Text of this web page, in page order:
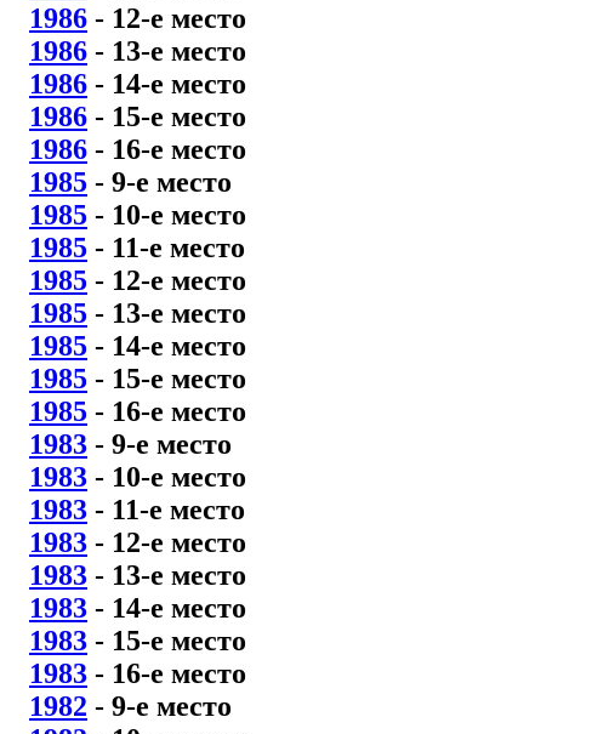
1986 - 12-е место
1986 - 13-е место
1986 - 14-е место
1986 - 15-е место
1986 - 16-е место
1985 - 9-е место
1985 - 10-е место
1985 - 11-е место
1985 - 12-е место
1985 - 13-е место
1985 - 14-е место
1985 - 15-е место
1985 - 16-е место
1983 - 9-е место
1983 - 10-е место
1983 - 11-е место
1983 - 12-е место
1983 - 13-е место
1983 - 14-е место
1983 - 15-е место
1983 - 16-е место
1982 - 9-е место